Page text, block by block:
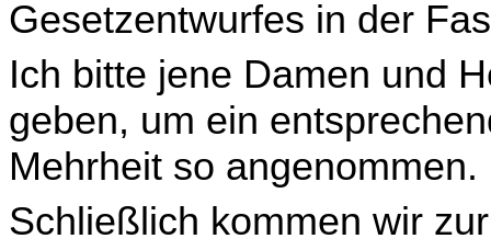
Gesetzentwurfes in der
Ich bitte jene Damen und
geben, um ein
Mehrheit so angenommen.
Schließlich kommen wir